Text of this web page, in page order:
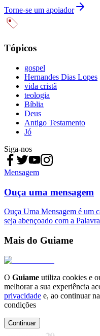
Torne-se um apoiador
Tópicos
gospel
Hernandes Dias Lopes
vida cristã
teologia
Bíblia
Deus
Antigo Testamento
Jó
Siga-nos
Mensagem
Ouça uma mensagem
Ouça Uma Mensagem é um
seja abençoado com a
Mais do Guiame
O Guiame utiliza cookies e
melhorar a sua experiência
privacidade e, ao continuar
condições
Continuar